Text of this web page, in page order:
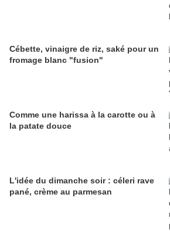
Cébette, vinaigre de riz, saké pour un
fromage blanc "fusion"
Comme une harissa à la carotte ou à
la patate douce
L'idée du dimanche soir : céleri rave
pané, crème au parmesan